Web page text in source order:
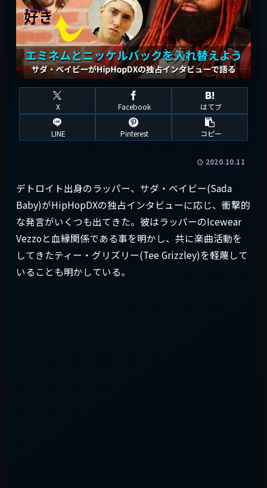
X Facebook はてブ
LINE Pinterest コピー
2020.10.11
デトロイト出身のラッパー、サダ・ベイビー(Sada
Baby)がHipHopDXの独占インタビューに応じ、衝撃的
な発言がいくつも出てきた。彼はラッパーのIcewear
Vezzoと血縁関係である事を明かし、共に楽曲活動を
してきたティー・グリズリー(Tee Grizzley)を軽蔑して
いることも明かしている。